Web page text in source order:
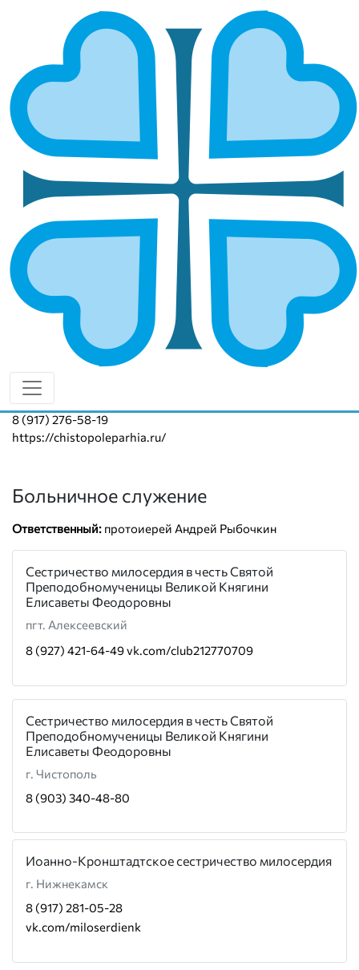
ЧИСТОПОЛЬСКАЯ И
НИЖНЕКАМСКАЯ
ЧИСТОПОЛЬСКАЯ И НИЖНЕКАМСКАЯ
Епархией управляет епископ Чистопольский и
Нижнекамский Пахомий.
ОСНОВНЫЕ НАПРАВЛЕНИЯ
РАБОТЫ
Социальное служение
Руководитель:
8 (917) 276-58-19
https://chistopoleparhia.ru/
Больничное служение
Ответственный: протоиерей Андрей Рыбочкин
Сестричество милосердия в честь Святой
Преподобномученицы Великой Княгини
Елисаветы Феодоровны
пгт. Алексеевский
8 (927) 421-64-49vk.com/club212770709
Сестричество милосердия в честь Святой
Преподобномученицы Великой Княгини
Елисаветы Феодоровны
г. Чистополь
8 (903) 340-48-80
Иоанно-Кронштадтское сестричество милосердия
г. Нижнекамск
8 (917) 281-05-28
vk.com/miloserdienk